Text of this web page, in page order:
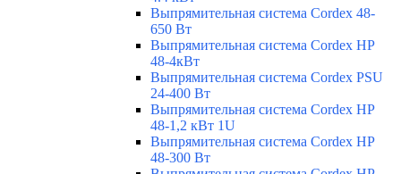
Выпрямительная система Cordex 48-
650 Вт
Выпрямительная система Cordex HP
48-4кВт
Выпрямительная система Cordex PSU
24-400 Вт
Выпрямительная система Cordex HP
48-1,2 кВт 1U
Выпрямительная система Cordex HP
48-300 Вт